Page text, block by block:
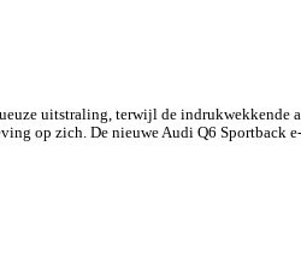
uitstraling, terwijl de indrukwekkende
op zich. De nieuwe Audi Q6 Sportback